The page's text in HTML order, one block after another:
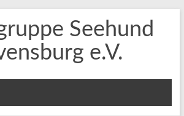
Seehund
e.V.